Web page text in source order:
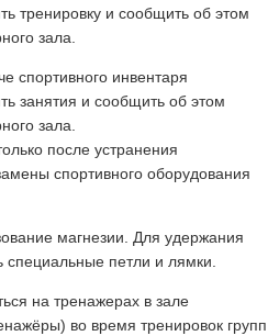
тренировку и сообщить об этом
зала.
спортивного инвентаря
занятия и сообщить об этом
зала.
после устранения
спортивного оборудования
магнезии. Для удержания
специальные петли и лямки.
на тренажерах в зале
во время тренировок групп